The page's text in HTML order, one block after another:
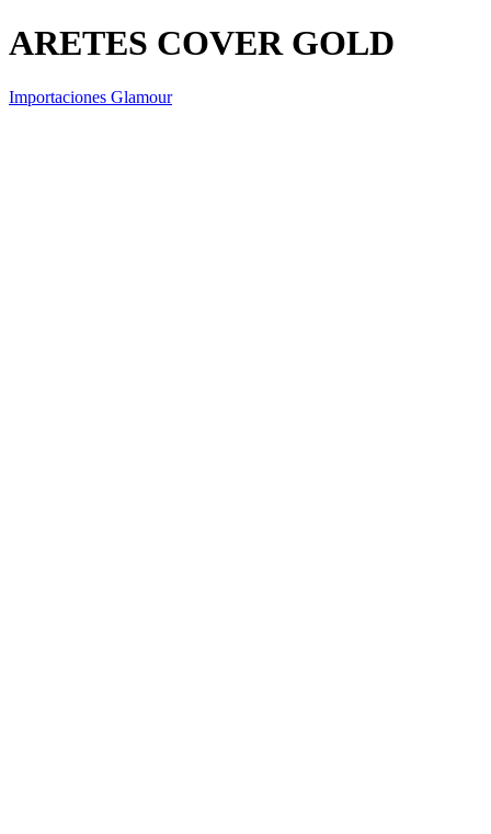
ARETES COVER GOLD
Importaciones Glamour